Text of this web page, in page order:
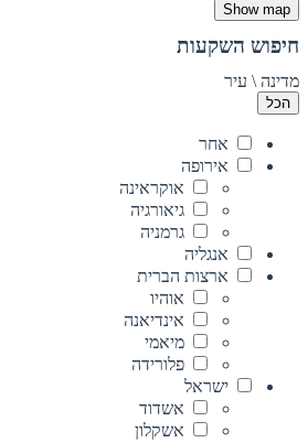
Show map
חיפוש השקעות
מדינה \ עיר
הכל
אחר
אירופה
אוקראינה
גיאורגיה
גרמניה
אנגליה
ארצות הברית
אוהיו
אינדיאנה
מיאמי
פלורידה
ישראל
אשדוד
אשקלון